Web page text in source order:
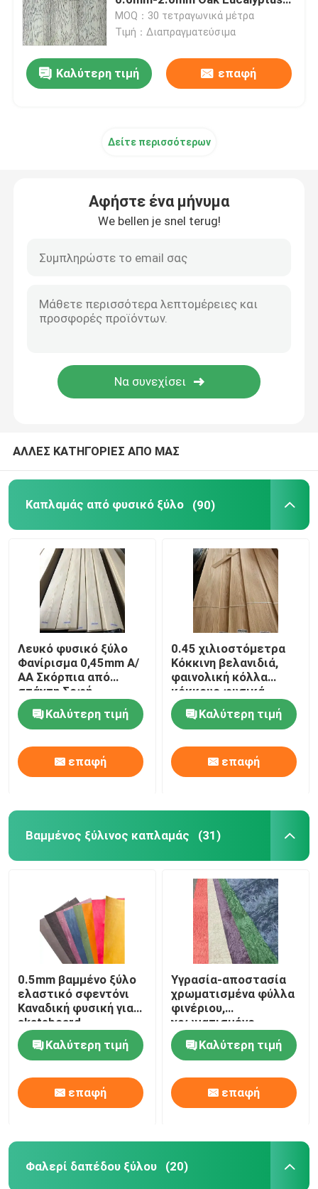
Καπνισμένος καπλαμάς
Κατασκευασμένος ξύλινος καπλαμάς
Ξύλινος καπλαμάς Burl
Ξύλινη ζώνη ακρών
Κοντραπλακέ καπλαμάδων σκληρού ξύλου
Plywood
MOQ：30 τετραγωνικά μέτρα
Τιμή：Διαπραγματεύσιμα
Καλύτερη τιμή επαφή
Δείτε περισσότερων
Αφήστε ένα μήνυμα
We bellen je snel terug!
ΑΛΛΕΣ ΚΑΤΗΓΟΡΙΕΣ ΑΠΟ ΜΑΣ
Καπλαμάς από φυσικό ξύλο (90)
Λευκό φυσικό ξύλο
Φανίρισμα 0,45mm Α/
ΑΑ Σκόρπια από
στάχτη Σοφή
επιφάνεια
Καλύτερη τιμή
επαφή
0.45 χιλιοστόμετρα
Κόκκινη βελανιδιά,
φαινολική κόλλα
κόκκους φυσικά
φύλλα βελανιδιάς
Καλύτερη τιμή
επαφή
Βαμμένος ξύλινος καπλαμάς (31)
0.5mm βαμμένο ξύλο
ελαστικό σφεντόνι
Καναδική φυσική για
skateboard
Fingerboard
Καλύτερη τιμή
επαφή
Υγρασία-αποστασία
χρωματισμένα φύλλα
φινέριου,
χρωματισμένο
πράσινο μωβ 0,5 mm
φινέριου ξύλου
Καλύτερη τιμή
επαφή
Φαλερί δαπέδου ξύλου (20)